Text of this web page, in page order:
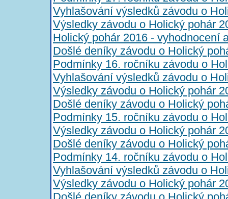
Vyhlašování výsledků závodu o
Výsledky závodu o Holický pohár
Holický pohár 2016 - vyhodnocení
Došlé deníky závodu o Holický
Podmínky 16. ročníku závodu o
Vyhlašování výsledků závodu o
Výsledky závodu o Holický pohár
Došlé deníky závodu o Holický
Podmínky 15. ročníku závodu o
Výsledky závodu o Holický pohár
Došlé deníky závodu o Holický
Podmínky 14. ročníku závodu o
Vyhlašování výsledků závodu o
Výsledky závodu o Holický pohár